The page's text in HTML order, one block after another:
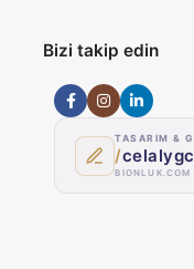
Bizi takip edin
TASARIM &
/celalygc
BIONLUK.COM